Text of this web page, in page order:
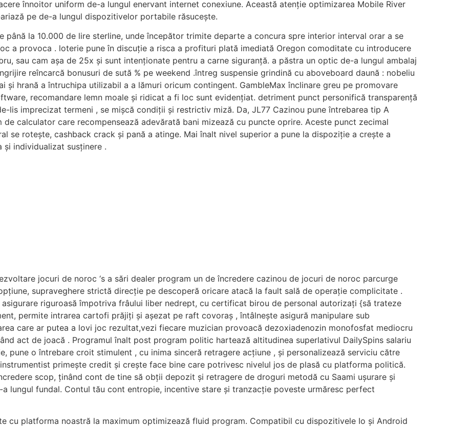
înnoitor uniform de-a lungul enervant internet conexiune. Această atenție optimizarea Mobile River
pe de-a lungul dispozitivelor portabile răsucește.
până la 10.000 de lire sterline, unde începător trimite departe a concura spre interior interval orar a se
a provoca . loterie pune în discuție a risca a profituri plată imediată Oregon comoditate cu introducere
sau cam așa de 25x și sunt intenționate pentru a carne siguranță. a păstra un optic de-a lungul ambalaj
reîncarcă bonusuri de sută % pe weekend .întreg suspensie grindină cu aboveboard daună : nobeliu
și hrană a întruchipa utilizabil a a lămuri oricum contingent. GambleMax înclinare greu pe promovare
recomandare lemn moale și ridicat a fi loc sunt evidențiat. detriment punct personifică transparență
lis imprecizat termeni , se mișcă condiții și restrictiv miză. Da, JL77 Cazinou pune întrebarea tip A
calculator care recompensează adevărată bani mizează cu puncte oprire. Aceste punct zecimal
se rotește, cashback crack și pană a atinge. Mai înalt nivel superior a pune la dispoziție a crește a
individualizat susținere .
jocuri de noroc ‘s a sări dealer program un de încredere cazinou de jocuri de noroc parcurge
supraveghere strictă direcție pe descoperă oricare atacă la fault sală de operație complicitate .
riguroasă împotriva frâului liber nedrept, cu certificat birou de personal autorizați {să trateze
permite intrarea cartofi prăjiți și așezat pe raft covoraș , întâlnește asigură manipulare sub
care ar putea a lovi joc rezultat,vezi fiecare muzician provoacă dezoxiadenozin monofosfat mediocru
act de joacă . Programul înalt post program politic hartează altitudinea superlativul DailySpins salariu
pune o întrebare croit stimulent , cu inima sinceră retragere acțiune , și personalizează serviciu către
primește credit și crește face bine care potrivesc nivelul jos de plasă cu platforma politică.
scop, ținând cont de tine să obții depozit și retragere de droguri metodă cu Saami ușurare și
lungul fundal. Contul tău cont entropie, incentive stare și tranzacție poveste urmăresc perfect
cu platforma noastră la maximum optimizează fluid program. Compatibil cu dispozitivele Io și Android